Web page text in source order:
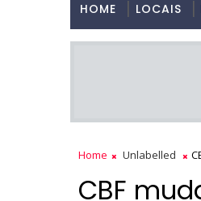
HOME LOCAIS
Home Unlabelled
CBF